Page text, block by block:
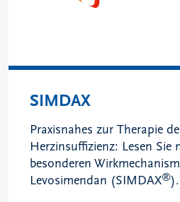
SIMDAX
Praxisnahes zur Therapie
Herzinsuffizienz: Lesen Sie
besonderen
Levosimendan (SIMDAX®).